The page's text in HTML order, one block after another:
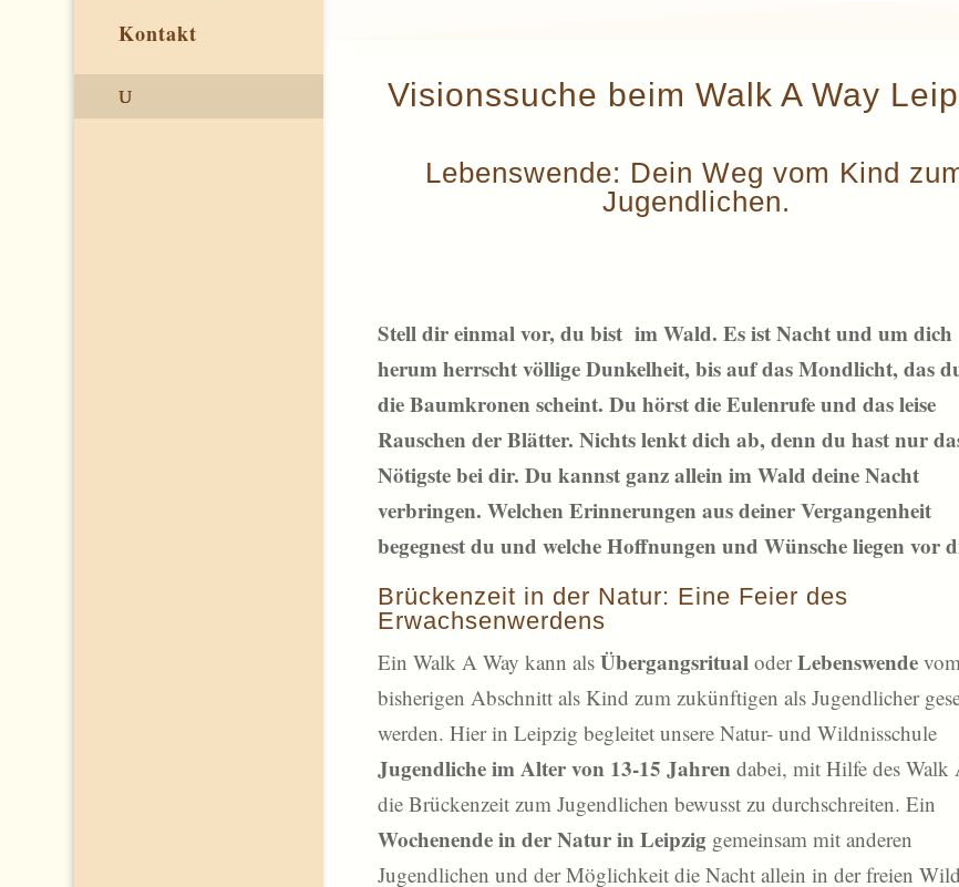
Kontakt
Visionssuche beim Walk A Way
Lebenswende: Dein Weg vom Kind
Jugendlichen.
Stell dir einmal vor, du bist im Wald. Es ist Nacht und um dich
herum herrscht völlige Dunkelheit, bis auf das Mondlicht, das
die Baumkronen scheint. Du hörst die Eulenrufe und das leise
Rauschen der Blätter. Nichts lenkt dich ab, denn du hast nur
Nötigste bei dir. Du kannst ganz allein im Wald deine Nacht
verbringen. Welchen Erinnerungen aus deiner Vergangenheit
begegnest du und welche Hoffnungen und Wünsche liegen vor
Brückenzeit in der Natur: Eine Feier des
Erwachsenwerdens
Ein Walk A Way kann alsÜbergangsritual oderLebenswende
bisherigen Abschnitt als Kind zum zukünftigen als Jugendlicher
werden. Hier in Leipzig begleitet unsere Natur- und Wildnisschule
Jugendliche im Alter von 13-15 Jahren dabei, mit Hilfe des Walk
die Brückenzeit zum Jugendlichen bewusst zu durchschreiten. Ein
Wochenende in der Natur in Leipzig gemeinsam mit anderen
Jugendlichen und der Möglichkeit die Nacht allein in der freien